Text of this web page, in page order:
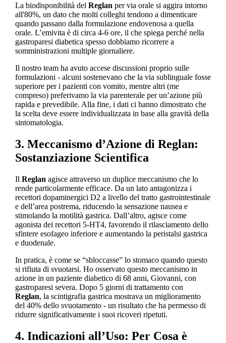
La biodisponibilità del Reglan per via orale si aggira intorno
all'80%, un dato che molti colleghi tendono a dimenticare
quando passano dalla formulazione endovenosa a quella
orale. L’emivita è di circa 4-6 ore, il che spiega perché nella
gastroparesi diabetica spesso dobbiamo ricorrere a
somministrazioni multiple giornaliere.
Il nostro team ha avuto accese discussioni proprio sulle
formulazioni - alcuni sostenevano che la via sublinguale fosse
superiore per i pazienti con vomito, mentre altri (me
compreso) preferivamo la via parenterale per un’azione più
rapida e prevedibile. Alla fine, i dati ci hanno dimostrato che
la scelta deve essere individualizzata in base alla gravità della
sintomatologia.
3. Meccanismo d’Azione di Reglan:
Sostanziazione Scientifica
Il Reglan agisce attraverso un duplice meccanismo che lo
rende particolarmente efficace. Da un lato antagonizza i
recettori dopaminergici D2 a livello del tratto gastrointestinale
e dell’area postrema, riducendo la sensazione nausea e
stimolando la motilità gastrica. Dall’altro, agisce come
agonista dei recettori 5-HT4, favorendo il rilasciamento dello
sfintere esofageo inferiore e aumentando la peristalsi gastrica
e duodenale.
In pratica, è come se “sbloccasse” lo stomaco quando questo
si rifiuta di svuotarsi. Ho osservato questo meccanismo in
azione in un paziente diabetico di 68 anni, Giovanni, con
gastroparesi severa. Dopo 5 giorni di trattamento con
Reglan, la scintigrafia gastrica mostrava un miglioramento
del 40% dello svuotamento - un risultato che ha permesso di
ridurre significativamente i suoi ricoveri ripetuti.
4. Indicazioni all’Uso: Per Cosa è